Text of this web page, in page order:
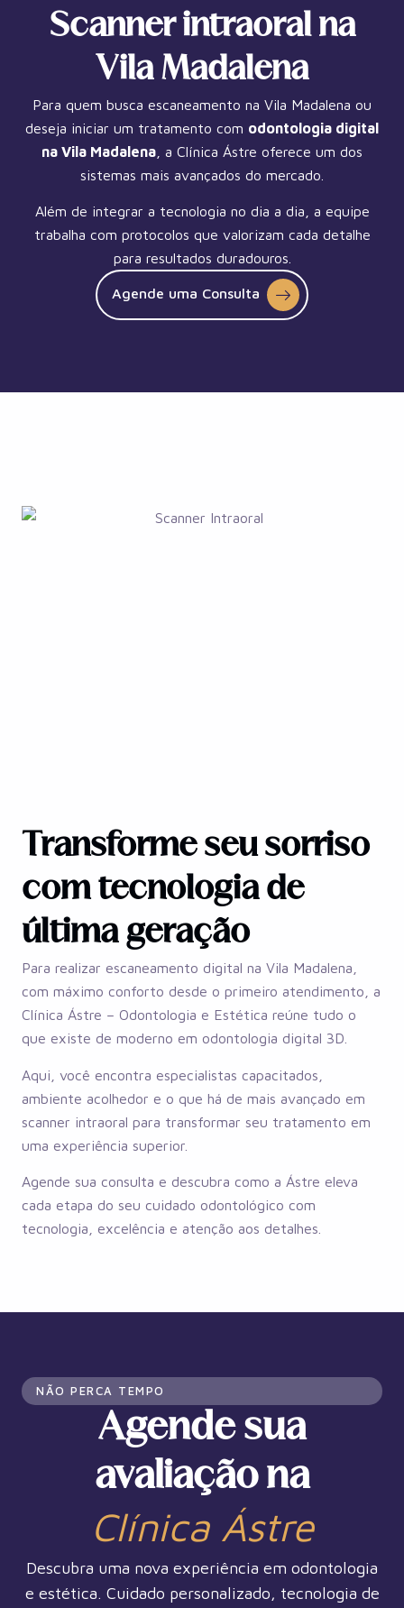
Scanner intraoral na
Vila Madalena
Para quem busca escaneamento na Vila Madalena ou
deseja iniciar um tratamento com odontologia digital
na Vila Madalena , a Clínica Ástre oferece um dos
sistemas mais avançados do mercado.
Além de integrar a tecnologia no dia a dia, a equipe
trabalha com protocolos que valorizam cada detalhe
para resultados duradouros.
Agende uma Consulta
Transforme seu sorriso
com tecnologia de
última geração
Para realizar escaneamento digital na Vila Madalena,
com máximo conforto desde o primeiro atendimento, a
Clínica Ástre – Odontologia e Estética reúne tudo o
que existe de moderno em odontologia digital 3D.
Aqui, você encontra especialistas capacitados,
ambiente acolhedor e o que há de mais avançado em
scanner intraoral para transformar seu tratamento em
uma experiência superior.
Agende sua consulta e descubra como a Ástre eleva
cada etapa do seu cuidado odontológico com
tecnologia, excelência e atenção aos detalhes.
NÃO PERCA TEMPO
Agende sua
avaliação na
Clínica Ástre
Descubra uma nova experiência em odontologia
e estética. Cuidado personalizado, tecnologia de